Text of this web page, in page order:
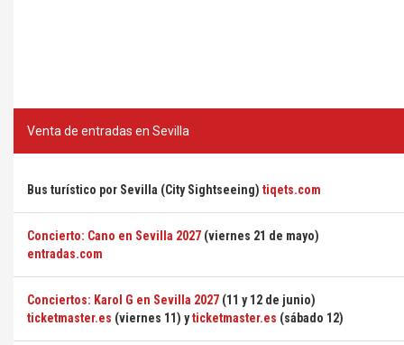
Venta de entradas en Sevilla
Bus turístico por Sevilla (City Sightseeing) tiqets.com
Concierto: Cano en Sevilla 2027 (viernes 21 de mayo)
entradas.com
Conciertos: Karol G en Sevilla 2027 (11 y 12 de junio)
ticketmaster.es (viernes 11) yticketmaster.es (sábado 12)